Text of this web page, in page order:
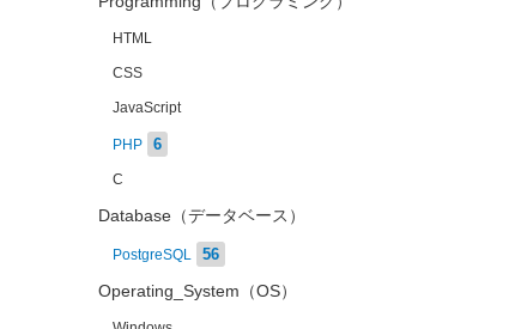
HTML
CSS
JavaScript
PHP 6
C
Database（データベース）
PostgreSQL 56
Operating_System（OS）